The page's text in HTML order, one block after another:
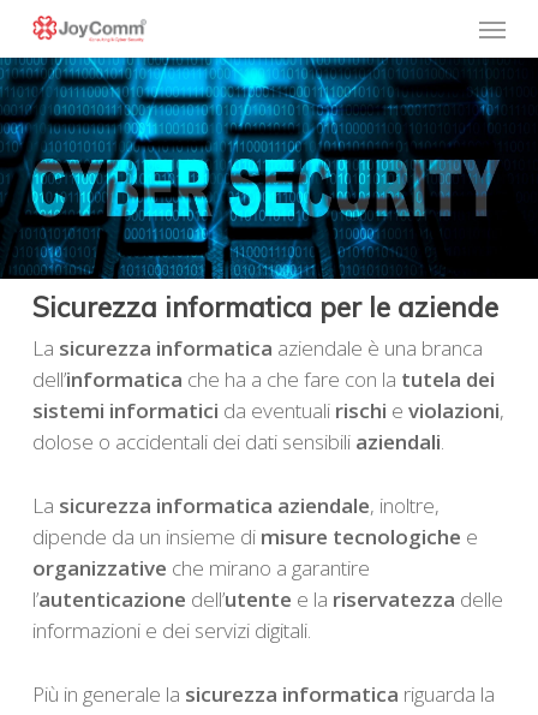
Skip
main
content
Menu
Sicurezza informatica per le aziende
La sicurezza informatica aziendale è una branca
dell’informatica che ha a che fare con la tutela dei
sistemi informatici da eventuali rischi e violazioni,
dolose o accidentali dei dati sensibili aziendali
La sicurezza informatica aziendale, inoltre,
dipende da un insieme di misure tecnologiche e
organizzative che mirano a garantire
l’autenticazione dell’utente e la riservatezza delle
informazioni e dei servizi digitali.
Più in generale la sicurezza informatica riguarda la